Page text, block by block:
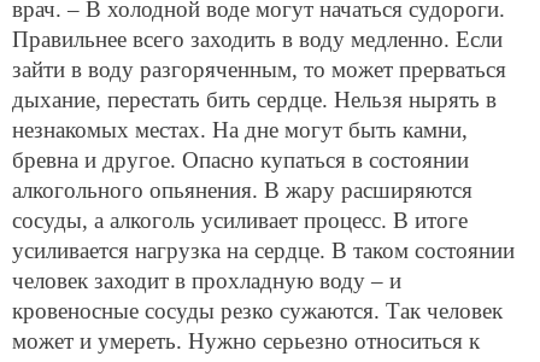
Правильнее всего заходить в воду медленно. Если
зайти в воду разгоряченным, то может прерваться
дыхание, перестать бить сердце. Нельзя нырять в
незнакомых местах. На дне могут быть камни,
бревна и другое. Опасно купаться в состоянии
алкогольного опьянения. В жару расширяются
сосуды, а алкоголь усиливает процесс. В итоге
усиливается нагрузка на сердце. В таком состоянии
человек заходит в прохладную воду – и
кровеносные сосуды резко сужаются. Так человек
может и умереть. Нужно серьезно относиться к
купанию.